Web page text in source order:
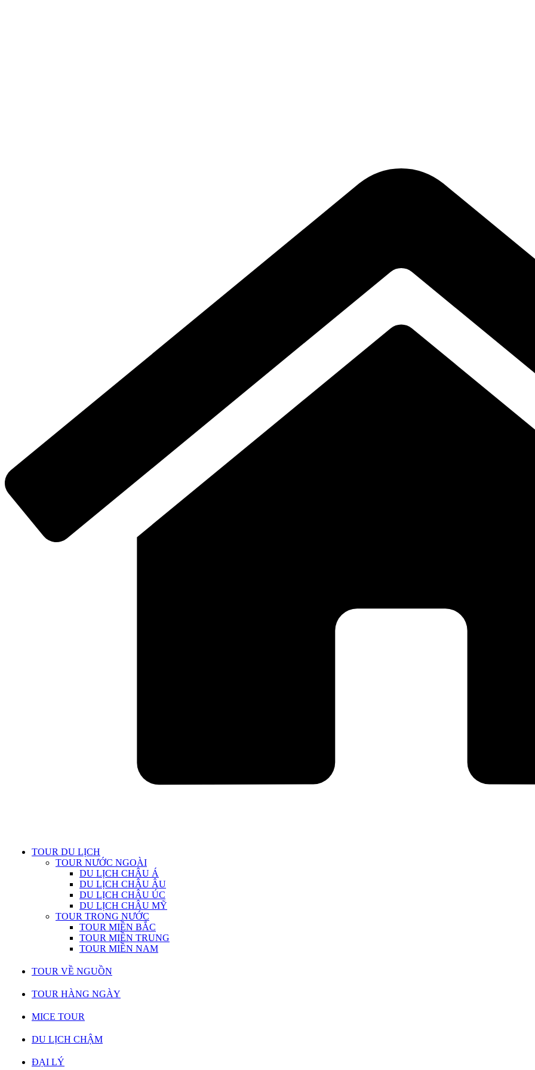
TOUR DU LỊCH
TOUR NƯỚC NGOÀI
DU LỊCH CHÂU Á
DU LỊCH CHÂU ÂU
DU LỊCH CHÂU ÚC
DU LỊCH CHÂU MỸ
TOUR TRONG NƯỚC
TOUR MIỀN BẮC
TOUR MIỀN TRUNG
TOUR MIỀN NAM
TOUR VỀ NGUỒN
TOUR HÀNG NGÀY
MICE TOUR
DU LỊCH CHẬM
ĐẠI LÝ